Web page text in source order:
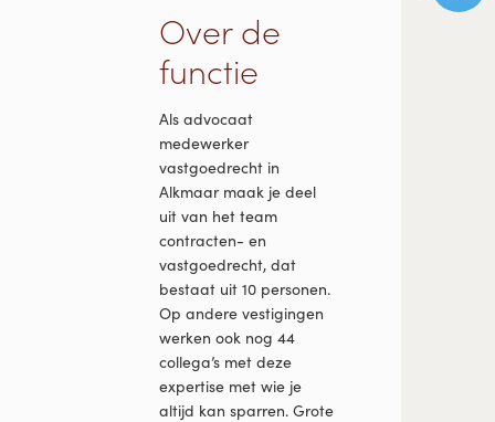
Over de
functie
Als advocaat
medewerker
vastgoedrecht in
Alkmaar maak je deel
uit van het team
contracten- en
vastgoedrecht, dat
bestaat uit 10 personen.
Op andere vestigingen
werken ook nog 44
collega’s met deze
expertise met wie je
altijd kan sparren. Grote